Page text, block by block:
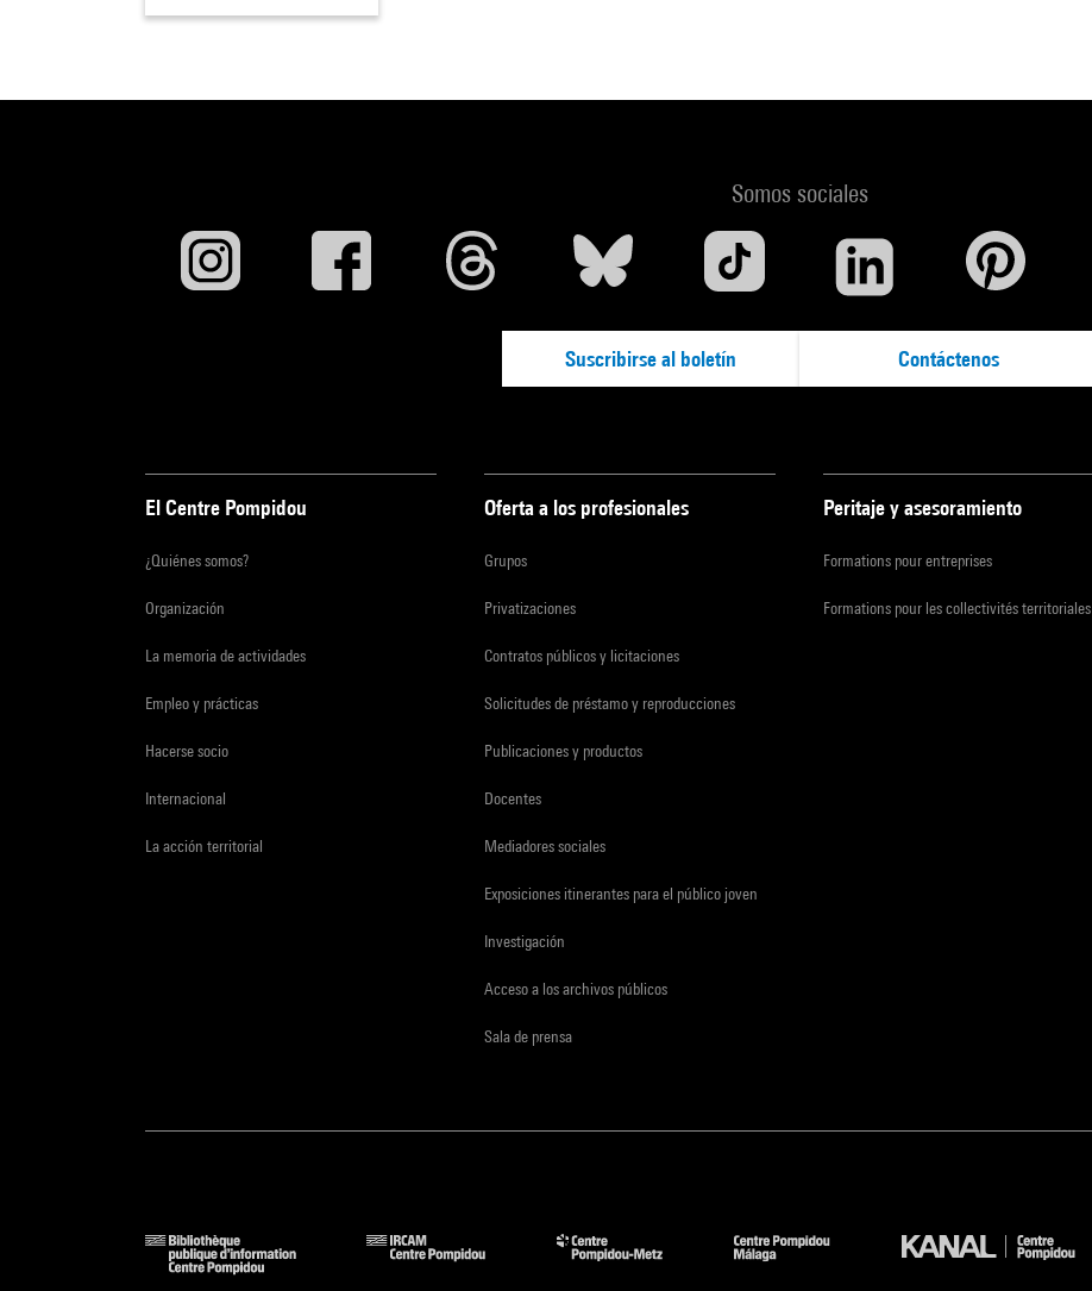
Somos sociales
Suscribirse al boletín Contáctenos
El Centre Pompidou
¿Quiénes somos?
Organización
La memoria de actividades
Empleo y prácticas
Hacerse socio
Internacional
La acción territorial
Oferta a los profesionales
Grupos
Privatizaciones
Contratos públicos y licitaciones
Solicitudes de préstamo y reproducciones
Publicaciones y productos
Docentes
Mediadores sociales
Exposiciones itinerantes para el público joven
Investigación
Acceso a los archivos públicos
Sala de prensa
Peritaje y asesoramiento
Formations pour entreprises
Formations pour les collectivités territoriales